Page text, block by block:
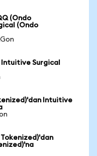
(Ondo
(Ondo
Surgical
Intuitive